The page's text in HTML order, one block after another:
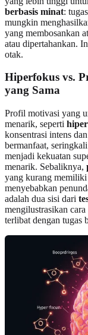
berbasis minat:
mungkin
yang membosankan
atau dipertahankan.
otak.
Hiperfokus vs.
yang Sama
Profil motivasi yang
menarik, seperti
konsentrasi intens
bermanfaat,
menjadi kekuatan
menarik. Sebaliknya,
yang kurang
menyebabkan
adalah dua sisi dari
mengilustrasikan
terlibat dengan tugas